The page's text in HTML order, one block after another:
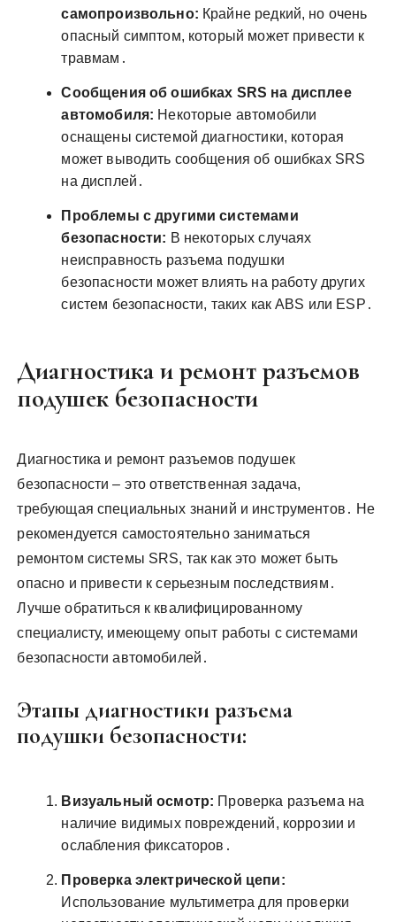
самопроизвольно: Крайне редкий, но очень
опасный симптом, который может привести к
травмам․
Сообщения об ошибках SRS на дисплее
автомобиля: Некоторые автомобили
оснащены системой диагностики, которая
может выводить сообщения об ошибках SRS
на дисплей․
Проблемы с другими системами
безопасности: В некоторых случаях
неисправность разъема подушки
безопасности может влиять на работу других
систем безопасности, таких как ABS или ESP․
Диагностика и ремонт разъемов
подушек безопасности
Диагностика и ремонт разъемов подушек
безопасности – это ответственная задача,
требующая специальных знаний и инструментов․ Не
рекомендуется самостоятельно заниматься
ремонтом системы SRS, так как это может быть
опасно и привести к серьезным последствиям․
Лучше обратиться к квалифицированному
специалисту, имеющему опыт работы с системами
безопасности автомобилей․
Этапы диагностики разъема
подушки безопасности:
Визуальный осмотр: Проверка разъема на
наличие видимых повреждений, коррозии и
ослабления фиксаторов․
Проверка электрической цепи:
Использование мультиметра для проверки